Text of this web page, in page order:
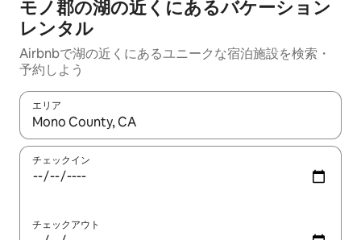
モノ郡の湖の近くにあるバケーション
レンタル
Airbnbで湖の近くにあるユニークな宿泊施設を検索・
予約しよう
エリア
検索結果が表示されたら、上下の矢印キーを使って移動するか
チェックイン
チェックアウト